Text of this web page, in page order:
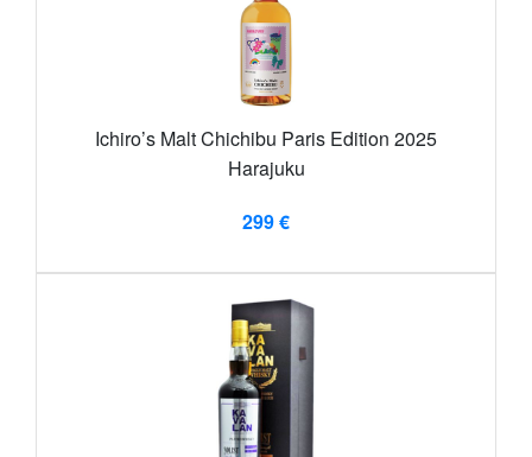
Ichiro’s Malt Chichibu Paris Edition 2025
Harajuku
299 €